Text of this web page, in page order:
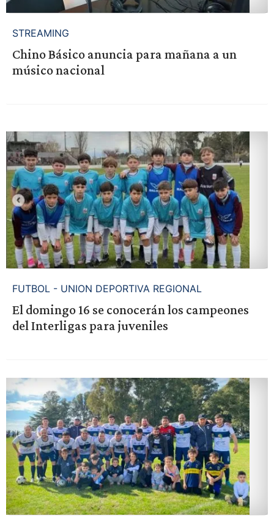
STREAMING
Chino Básico anuncia para mañana a un
músico nacional
FUTBOL - UNION DEPORTIVA REGIONAL
El domingo 16 se conocerán los campeones
del Interligas para juveniles